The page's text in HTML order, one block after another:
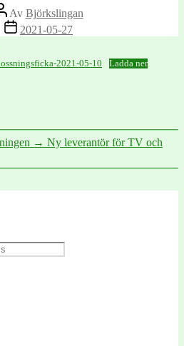
Av Björkslingan
Inläggsdatum
2021-05-27
2021-05-10
Ladda ner
→ Ny leverantör för TV och